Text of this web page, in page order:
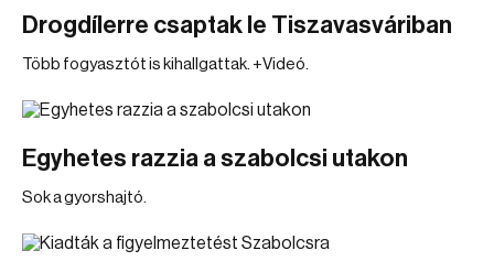
Drogdílerre csaptak le Tiszavasváriban
Több fogyasztót is kihallgattak. +Videó.
Egyhetes razzia a szabolcsi utakon
Sok a gyorshajtó.